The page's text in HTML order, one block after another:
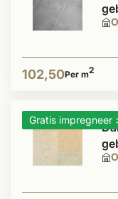
102,50Per m2
Gratis impregneer